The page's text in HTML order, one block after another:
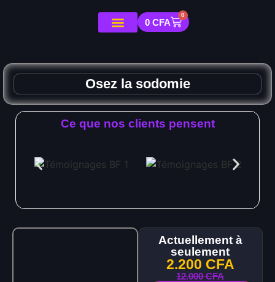
0 CFA
0
Osez la sodomie
Ce que nos clients pensent
Actuellement à
seulement
2.200 CFA
12.000CFA